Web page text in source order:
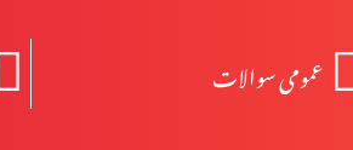
عمومی سوالات